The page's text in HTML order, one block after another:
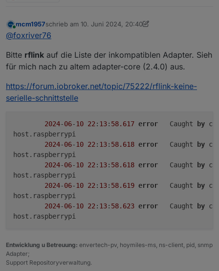
Online
mcm1957schrieb am 10. Juni 2024, 20:40
zuletzt editiert von mcm19576. Okt. 2024, 22:41
@foxriver76
Bitte rflink auf die Liste der inkompatiblen Adapter. Sieh
für mich nach zu altem adapter-core (2.4.0) aus.
https://forum.iobroker.net/topic/75222/rflink-keine-
serielle-schnittstelle
2024-06-10 22 : 13: 58.617 error
	Caught
by
host.raspberrypi
2024-06-10 22 : 13: 58.618 error
	Caught
by
host.raspberrypi
2024-06-10 22 : 13: 58.618 error
	Caught
by
host.raspberrypi
2024-06-10 22 : 13: 58.619 error
	Caught
by
host.raspberrypi
2024-06-10 22 : 13: 58.623 error
	Caught
by
Entwicklung u Betreuung: envertech-pv, hoymiles-ms, ns-client, pid, snmp
Adapter;
Support Repositoryverwaltung.